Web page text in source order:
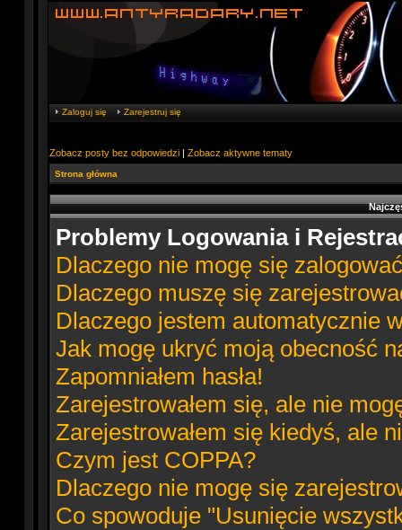
Zaloguj się Zarejestruj się
Zobacz posty bez odpowiedzi | Zobacz aktywne tematy
Strona główna
Problemy Logowania i
Dlaczego nie mogę się
Dlaczego muszę się
Dlaczego jestem automatycznie
Jak mogę ukryć moją obecność
Zapomniałem hasła!
Zarejestrowałem się, ale nie
Zarejestrowałem się kiedyś, ale
Czym jest COPPA?
Dlaczego nie mogę się
Co spowoduje "Usunięcie